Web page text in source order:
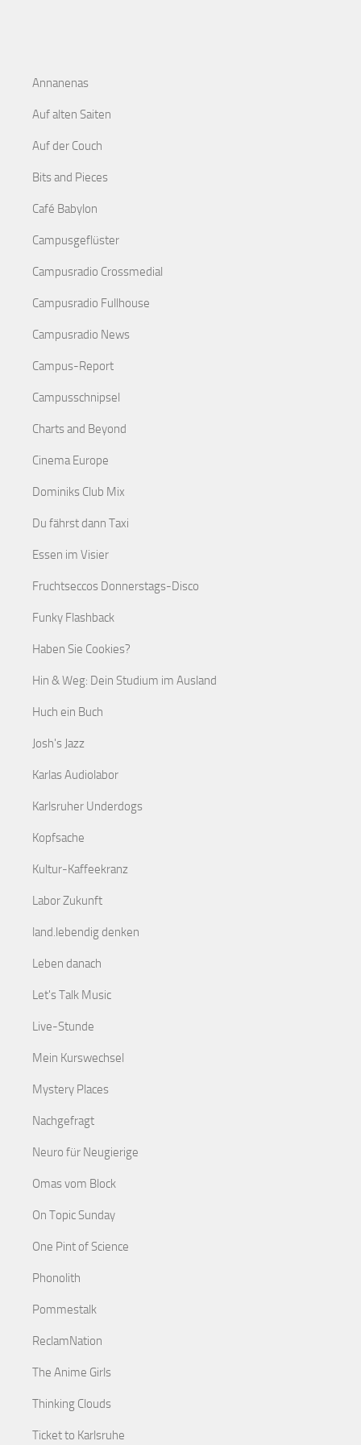
Annanenas
Auf alten Saiten
Auf der Couch
Bits and Pieces
Café Babylon
Campusgeflüster
Campusradio Crossmedial
Campusradio Fullhouse
Campusradio News
Campus-Report
Campusschnipsel
Charts and Beyond
Cinema Europe
Dominiks Club Mix
Du fährst dann Taxi
Essen im Visier
Fruchtseccos Donnerstags-Disco
Funky Flashback
Haben Sie Cookies?
Hin & Weg: Dein Studium im Ausland
Huch ein Buch
Josh's Jazz
Karlas Audiolabor
Karlsruher Underdogs
Kopfsache
Kultur-Kaffeekranz
Labor Zukunft
land.lebendig denken
Leben danach
Let's Talk Music
Live-Stunde
Mein Kurswechsel
Mystery Places
Nachgefragt
Neuro für Neugierige
Omas vom Block
On Topic Sunday
One Pint of Science
Phonolith
Pommestalk
ReclamNation
The Anime Girls
Thinking Clouds
Ticket to Karlsruhe